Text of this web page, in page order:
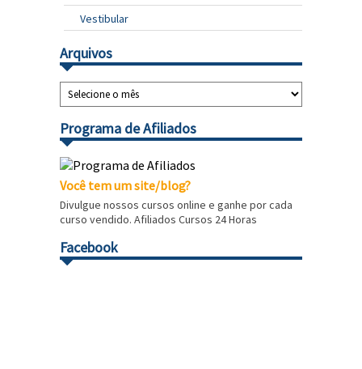
Vestibular
Arquivos
Programa de Afiliados
Você tem um site/blog?
Divulgue nossos cursos online e ganhe por cada
curso vendido. Afiliados Cursos 24 Horas
Facebook